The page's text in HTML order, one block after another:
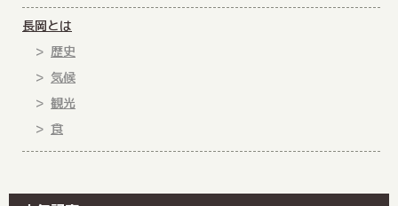
長岡とは
歴史
気候
観光
食